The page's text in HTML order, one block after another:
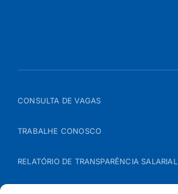
CONSULTA DE VAGAS
TRABALHE CONOSCO
RELATÓRIO DE TRANSPARÊNCIA SALARIAL